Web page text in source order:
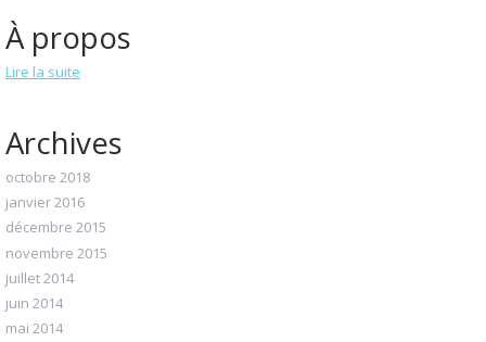
À propos
Lire la suite
Archives
octobre 2018
janvier 2016
décembre 2015
novembre 2015
juillet 2014
juin 2014
mai 2014